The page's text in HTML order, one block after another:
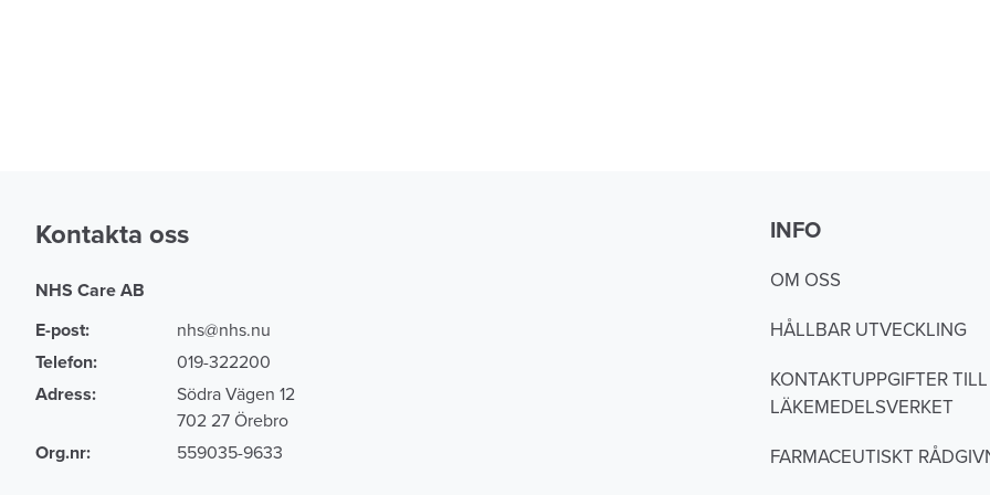
Kontakta oss
NHS Care AB
E-post:
nhs@nhs.nu
Telefon:
019-322200
Adress:
Södra Vägen 12
702 27 Örebro
Org.nr:
559035-9633
INFO
OM OSS
HÅLLBAR UTVECKLING
KONTAKTUPPGIFTER TILL
LÄKEMEDELSVERKET
FARMACEUTISKT